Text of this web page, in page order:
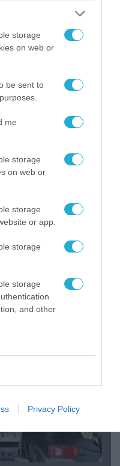
storage
on web or
be sent to
me
storage
on web or
storage
or app.
storage
storage
and other
Privacy Policy
Ουκρανοί:
μετά την
Ρώσων (βίντεο)
αριθμός των
για το Κίεβο